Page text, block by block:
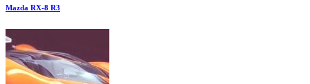
Mazda RX-8 R3